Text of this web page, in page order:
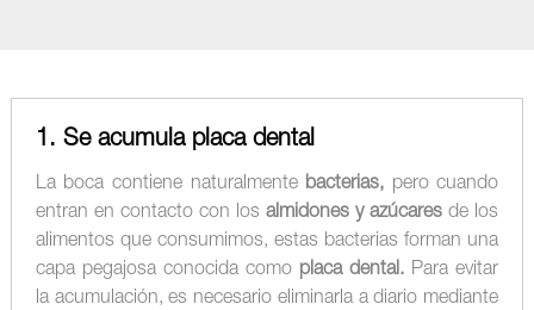
1. Se acumula placa dental
La boca contiene naturalmente bacterias, pero cuando
entran en contacto con losalmidones y azúcares de los
alimentos que consumimos, estas bacterias forman una
capa pegajosa conocida como placa dental. Para evitar
la acumulación, es necesario eliminarla a diario mediante